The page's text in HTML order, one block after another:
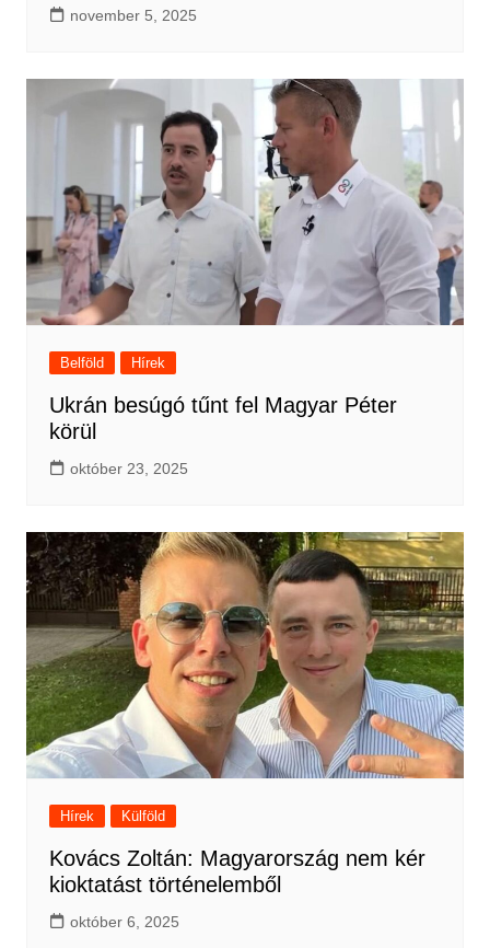
november 5, 2025
Belföld Hírek
Ukrán besúgó tűnt fel Magyar Péter
körül
október 23, 2025
Hírek Külföld
Kovács Zoltán: Magyarország nem kér
kioktatást történelemből
október 6, 2025